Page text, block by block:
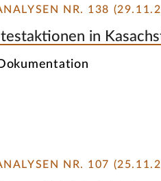
NR. 138
in
NR. 107